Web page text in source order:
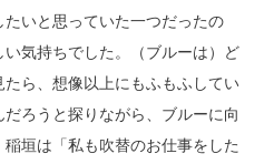
いと思っていた一つだったの
気持ちでした。（ブルーは）ど
ら、想像以上にもふもふしてい
ろうと探りながら、ブルーに向
垣は「私も吹替のお仕事をした